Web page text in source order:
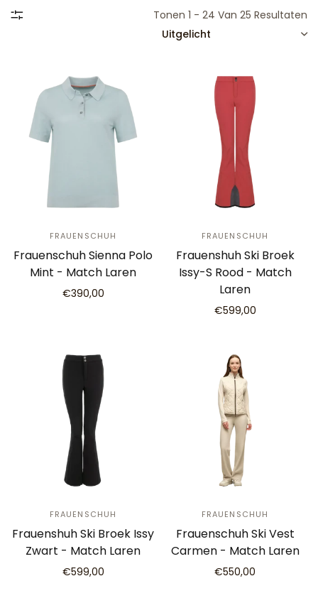
Tonen 1 - 24 Van 25 Resultaten
FRAUENSCHUH
Frauenschuh Sienna Polo
Mint - Match Laren
€390,00
FRAUENSCHUH
Frauenshuh Ski Broek
Issy-S Rood - Match
Laren
€599,00
FRAUENSCHUH
Frauenshuh Ski Broek Issy
Zwart - Match Laren
€599,00
FRAUENSCHUH
Frauenschuh Ski Vest
Carmen - Match Laren
€550,00